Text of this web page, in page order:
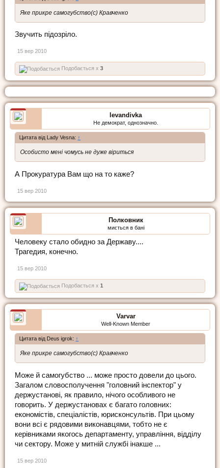
Яке прикре самогубство(с) Кравченко
Звучить підозріло.
15 вер 2010
Подобається x 3
levandivka
Не демократ, однозначно.
Цитата від Lady Vesna: ↑
Особисто мені чомусь не дуже віриться
А Прокуратура Вам що на то каже?
15 вер 2010
Полковник
миється в бані
Человеку стало обидно за Державу....
Трагедия, конечно.
15 вер 2010
Подобається x 1
Varvar
Well-Known Member
Цитата від Deus igrok: ↑
Яке прикре самогубство(с) Кравченко
Може й самогубство ... може просто довели до цього.
Загалом словосполучення "головний інспектор" у
держустанові, як правило, нічого особливого не
говорить. У держустановах є багато головних:
економістів, спеціалістів, юрисконсультів. При цьому
вони всі є рядовими виконавцями, тобто не є
керівниками якогось департаменту, управління, відділу
чи сектору. Може у митній службі інакше ...
15 вер 2010